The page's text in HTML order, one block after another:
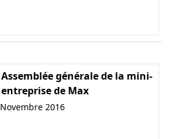
Assemblée générale de la mini-
entreprise de Max
Novembre 2016